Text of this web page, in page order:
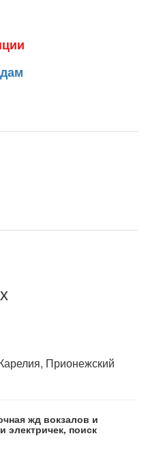
Прионежский
жд вокзалов и
электричек, поиск